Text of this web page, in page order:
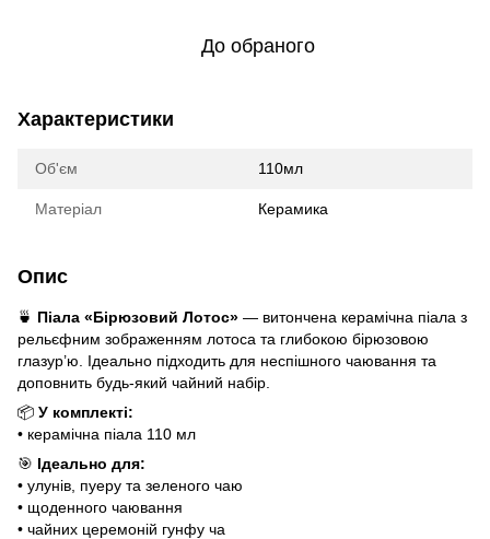
До обраного
Характеристики
Об'єм 110мл
Матеріал Керамика
Опис
🍵 Піала «Бірюзовий Лотос» — витончена керамічна піала з
рельєфним зображенням лотоса та глибокою бірюзовою
глазур’ю. Ідеально підходить для неспішного чаювання та
доповнить будь-який чайний набір.
📦 У комплекті:
• керамічна піала 110 мл
🎯 Ідеально для:
• улунів, пуеру та зеленого чаю
• щоденного чаювання
• чайних церемоній гунфу ча